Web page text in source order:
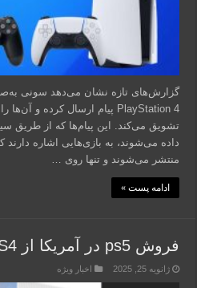
گزارش‌های تازه نشان می‌دهد سونی
تشویق می‌کند. این پیام‌ها که از طریق
منتشر می‌شوند و تنها روی …
ادامه پست »
فروش ps5 در آمریکا از PS4 پیشی گرفت
ژانویه 25, 2025 اخبار ویژه